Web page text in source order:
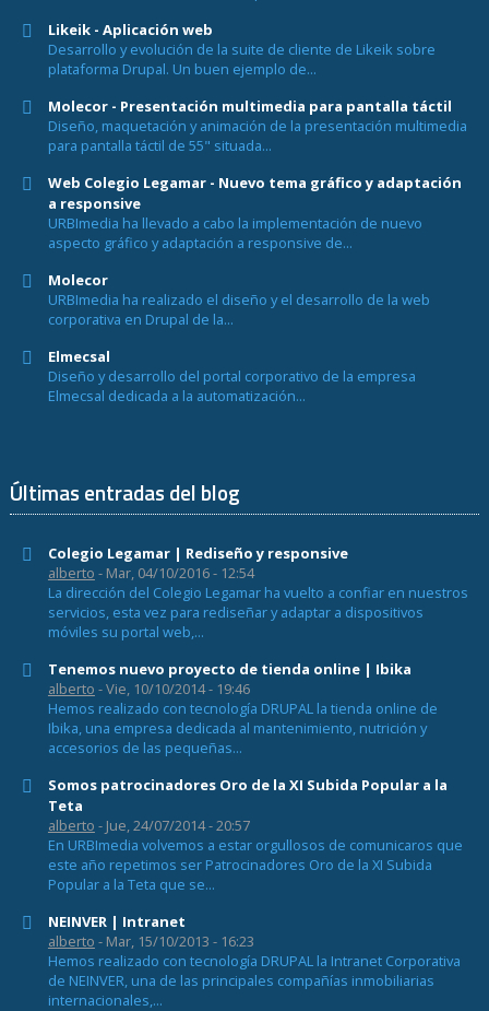
Likeik - Aplicación web
Desarrollo y evolución de la suite de cliente de Likeik sobre
plataforma Drupal. Un buen ejemplo de...
Molecor - Presentación multimedia para pantalla táctil
Diseño, maquetación y animación de la presentación multimedia
para pantalla táctil de 55" situada...
Web Colegio Legamar - Nuevo tema gráfico y adaptación
a responsive
URBImedia ha llevado a cabo la implementación de nuevo
aspecto gráfico y adaptación a responsive de...
Molecor
URBImedia ha realizado el diseño y el desarrollo de la web
corporativa en Drupal de la...
Elmecsal
Diseño y desarrollo del portal corporativo de la empresa
Elmecsal dedicada a la automatización...
Últimas entradas del blog
Colegio Legamar | Rediseño y responsive
alberto - Mar, 04/10/2016 - 12:54
La dirección del Colegio Legamar ha vuelto a confiar en nuestros
servicios, esta vez para rediseñar y adaptar a dispositivos
móviles su portal web,...
Tenemos nuevo proyecto de tienda online | Ibika
alberto - Vie, 10/10/2014 - 19:46
Hemos realizado con tecnología DRUPAL la tienda online de
Ibika, una empresa dedicada al mantenimiento, nutrición y
accesorios de las pequeñas...
Somos patrocinadores Oro de la XI Subida Popular a la
Teta
alberto - Jue, 24/07/2014 - 20:57
En URBImedia volvemos a estar orgullosos de comunicaros que
este año repetimos ser Patrocinadores Oro de la XI Subida
Popular a la Teta que se...
NEINVER | Intranet
alberto - Mar, 15/10/2013 - 16:23
Hemos realizado con tecnología DRUPAL la Intranet Corporativa
de NEINVER, una de las principales compañías inmobiliarias
internacionales,...